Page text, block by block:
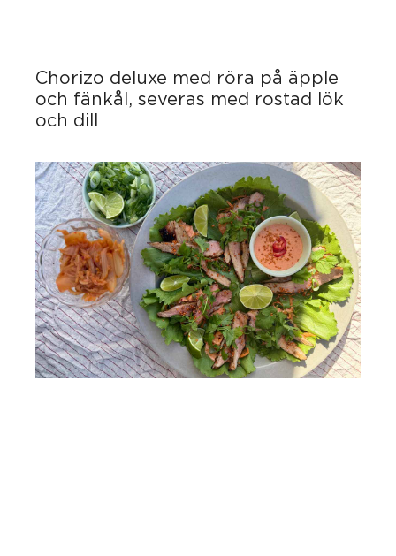
Chorizo deluxe med röra på äpple
och fänkål, severas med rostad lök
och dill